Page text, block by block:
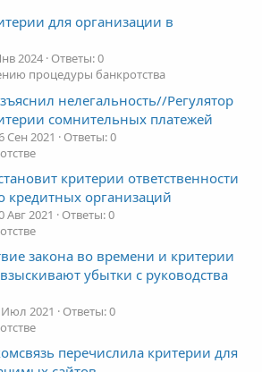
для организации в
2024 Ответы: 0
процедуры банкротства
нелегальность//Регулятор
сомнительных платежей
Сен 2021
Ответы: 0
критерии ответственности
кредитных организаций
Авг 2021
Ответы: 0
закона во времени и критерии
убытки с руководства
Июл 2021
Ответы: 0
перечислила критерии для